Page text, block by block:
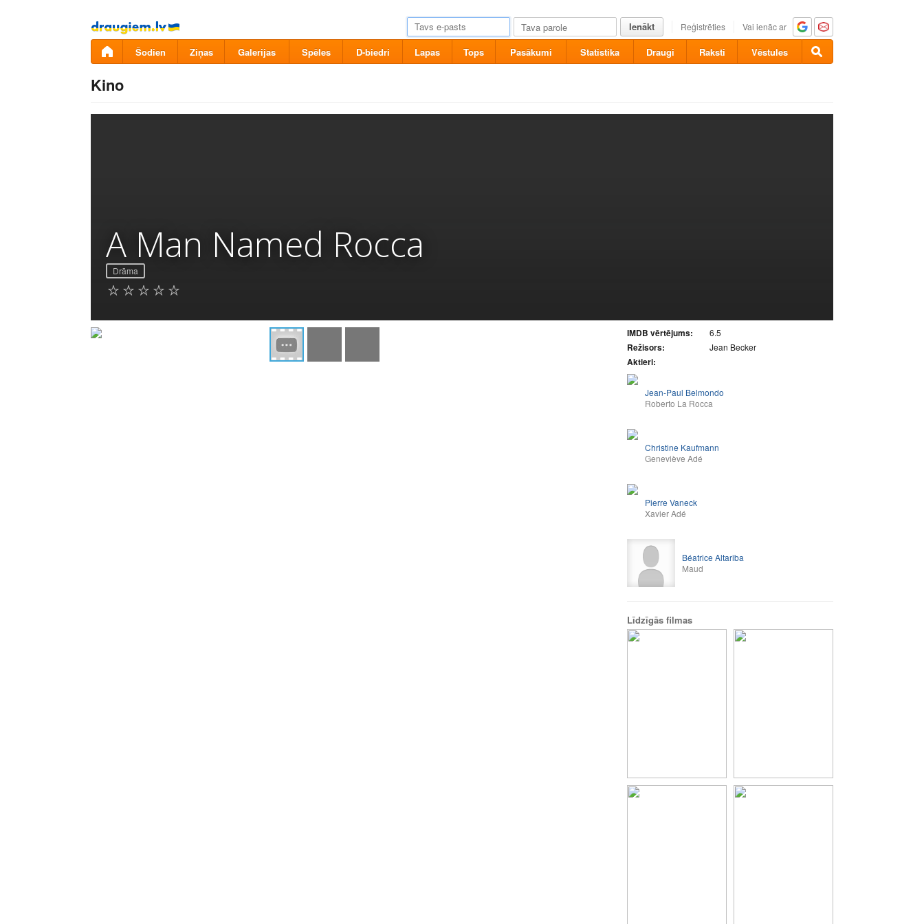
Pāriet
uz
saturu
Ienākt Reģistrēties Vai ienāc ar
Šodien Ziņas Galerijas Spēles D-biedri Lapas Tops Pasākumi Statistika Draugi Raksti Vēstules
Kino
A Man Named Rocca
Drāma
IMDB vērtējums: 6.5
Režisors: Jean Becker
Aktieri:
Jean-Paul Belmondo
Roberto La Rocca
Christine Kaufmann
Geneviève Adé
Pierre Vaneck
Xavier Adé
Béatrice Altariba
Maud
Līdzīgās filmas